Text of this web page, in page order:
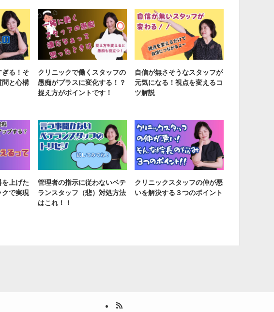
ぎる！そ
問と心構
クリニックで働くスタッフの
愚痴がプラスに変化する！？
捉え方がポイントです！
自信が無さそうなスタッフが
元気になる！視点を変えるコ
ツ解説
を上げた
クで実現
管理者の指示に従わないベテ
ランスタッフ（悲）対処方法
はこれ！！
クリニックスタッフの仲が悪
いを解決する３つのポイント